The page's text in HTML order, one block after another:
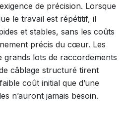
de précision. Lorsque
le travail est répétitif, il
et stables, sans les coûts
précis du cœur. Les
grands lots de raccordements
câblage structuré tirent
coût initial que d’une
n’auront jamais besoin.